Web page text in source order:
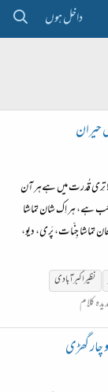
داخل ہوں
! تِری قُدرت میں ہےہر آن
ہے، ہر اِک شان تماشا
تماشا جِنّات، پَری، دیو،
نظیراکبر آبادی
کلام
گھڑی